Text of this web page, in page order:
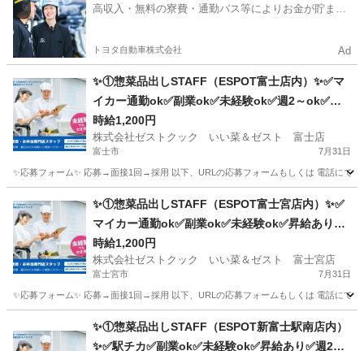
高収入・無料の寮費・通勤バス等によりお金が貯まり
トヨタ自動車株式会社 Ad
✨①惣菜品出しSTAFF（ESPOT富士店内）✨✅マ
イカー通勤ok✅副業ok✅未経験ok✅週2～ok✅昇
給あり✅扶養内ok
時給1,200円
株式会社ゼストクック いい菜＆ゼスト 富士店
富士市 7月31日
✨応募フォーム✨ 応募→面接1回→採用 以下、URLの応募フォームもしくは 電話にて
キッチン スタッフ
✨①惣菜品出しSTAFF（ESPOT富士宮店内）✨✅
マイカー通勤ok✅副業ok✅未経験ok✅昇給あり✅
週2～ok✅扶養内ok
時給1,200円
株式会社ゼストクック いい菜＆ゼスト 富士宮店
富士宮市 7月31日
✨応募フォーム✨ 応募→面接1回→採用 以下、URLの応募フォームもしくは 電話にて
キッチン
✨①惣菜品出しSTAFF（ESPOT新富士駅南店内）
✨✅駅チカ✅副業ok✅未経験ok✅昇給あり✅週2～